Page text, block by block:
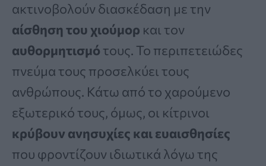
ακτινοβολούν διασκέδαση με την
αίσθηση του χιούμορ και τον
αυθορμητισμό τους. Το περιπετειώδες
πνεύμα τους προσελκύει τους
ανθρώπους. Κάτω από το χαρούμενο
εξωτερικό τους, όμως, οι κίτρινοι
κρύβουν ανησυχίες και ευαισθησίες
που φροντίζουν ιδιωτικά λόγω της